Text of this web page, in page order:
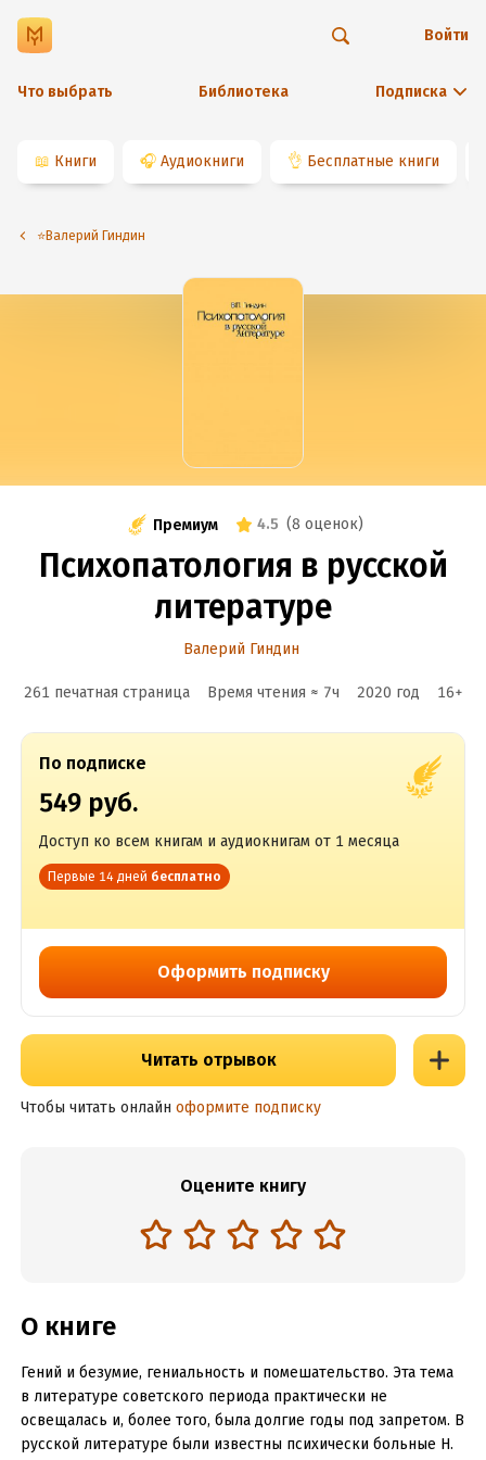
Что выбрать Библиотека Подписка
Войти
📖 Книги 🎧 Аудиокниги 👌 Бесплатные книги
⭐️Валерий Гиндин
Премиум 4.5 (8 оценок)
Психопатология в русской
литературе
Валерий Гиндин
261 печатная страница Время чтения ≈ 7ч 2020 год 16+
По подписке
549 руб.
Доступ ко всем книгам и аудиокнигам от 1 месяца
Первые 14 дней бесплатно
Оформить подписку
Читать отрывок
Чтобы читать онлайн оформите подписку
Оцените книгу
О книге
Гений и безумие, гениальность и помешательство. Эта тема
в литературе советского периода практически не
освещалась и, более того, была долгие годы под запретом. В
русской литературе были известны психически больные Н.